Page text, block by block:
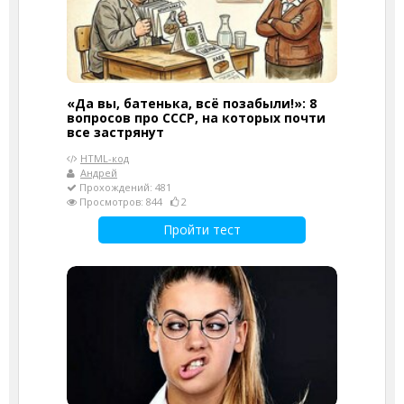
«Да вы, батенька, всё позабыли!»: 8
вопросов про СССР, на которых почти
все застрянут
HTML-код
Андрей
Прохождений: 481
Просмотров: 844
2
Пройти тест